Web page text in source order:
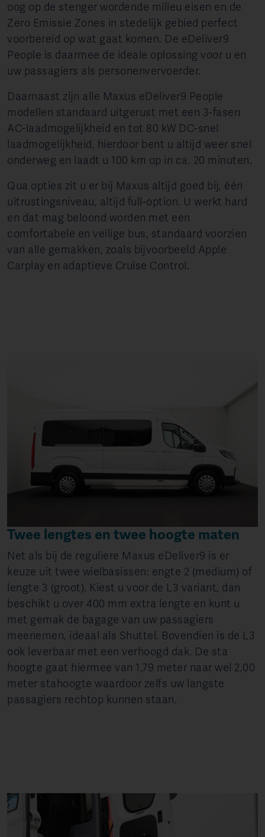
oog op de stenger wordende milieu eisen en de
Zero Emissie Zones in stedelijk gebied perfect
voorbereid op wat gaat komen. De eDeliver9
People is daarmee de ideale oplossing voor u en
uw passagiers als personenvervoerder.
Daarnaast zijn alle Maxus eDeliver9 People
modellen standaard uitgerust met een 3-fasen
AC-laadmogelijkheid en tot 80 kW DC-snel
laadmogelijkheid, hierdoor bent u altijd weer snel
onderweg en laadt u 100 km op in ca. 20 minuten.
Qua opties zit u er bij Maxus altijd goed bij, één
uitrustingsniveau, altijd full-option. U werkt hard
en dat mag beloond worden met een
comfortabele en veilige bus, standaard voorzien
van alle gemakken, zoals bijvoorbeeld Apple
Carplay en adaptieve Cruise Control.
Twee lengtes en twee hoogte maten
Net als bij de reguliere Maxus eDeliver9 is er
keuze uit twee wielbasissen: engte 2 (medium) of
lengte 3 (groot). Kiest u voor de L3 variant, dan
beschikt u over 400 mm extra lengte en kunt u
met gemak de bagage van uw passagiers
meenemen, ideaal als Shuttel. Bovendien is de L3
ook leverbaar met een verhoogd dak. De sta
hoogte gaat hiermee van 1,79 meter naar wel 2,00
meter stahoogte waardoor zelfs uw langste
passagiers rechtop kunnen staan.